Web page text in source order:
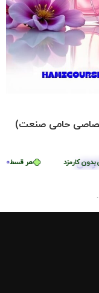
هر قسط 87.250 کارمزد
تومان